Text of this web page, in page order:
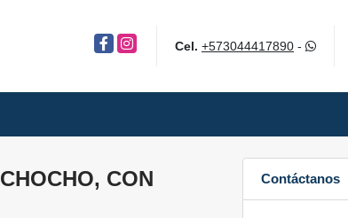
FacebookInstagram Cel. +573044417890-
CON
Contáctanos